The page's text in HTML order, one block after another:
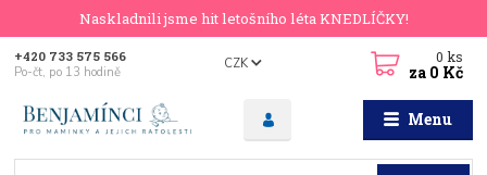
Naskladnili jsme hit letošního léta KNEDLÍČKY!
Menu
CZK
+420 733 575 566
Po-čt, po 13 hodině
0ks
za 0 Kč